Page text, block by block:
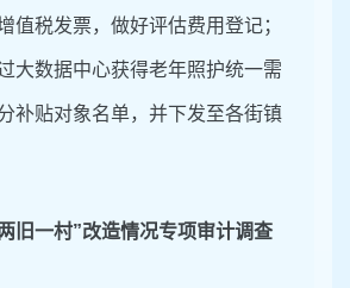
值税发票，做好评估费用登记；
大数据中心获得老年照护统一需
补贴对象名单，并下发至各街镇
旧一村”改造情况专项审计调查